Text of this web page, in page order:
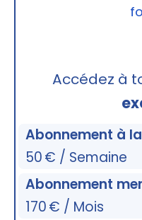
Accédez à
Abonnement à
50 € / Semaine
Abonnement
170 € / Mois